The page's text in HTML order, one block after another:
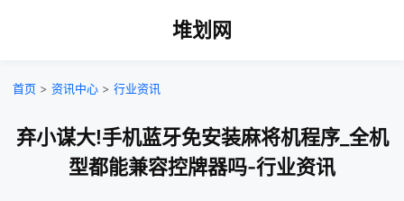
堆划网
首页 > 资讯中心 > 行业资讯
弃小谋大!手机蓝牙免安装麻将机程序_全机
型都能兼容控牌器吗-行业资讯